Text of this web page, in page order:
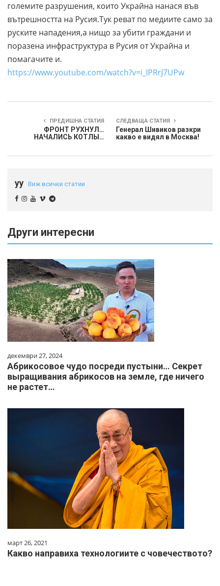
големите разрушения, които Украйна нанася във
вътрешността на Русия.Тук реват по медиите само за
руските нападения,а нищо за убити граждани и
поразена инфраструктура в Русия от Украйна и
помагачите и.
https://www.youtube.com/watch?v=i_IPRrJ7UPw
ПРЕДИШНА СТАТИЯ
ФРОНТ РУХНУЛ…
НАЧАЛИСЬ КОТЛЫ…
СЛЕДВАЩА СТАТИЯ
Генерал Шивиков разкри
какво е видял в Москва!
yy Виж всички статии
Други интересни
декември 27, 2024
Абрикосовое чудо посреди пустыни… Секрет
выращивания абрикосов на земле, где ничего
не растет…
март 26, 2021
Какво направиха технологиите с човечеството?